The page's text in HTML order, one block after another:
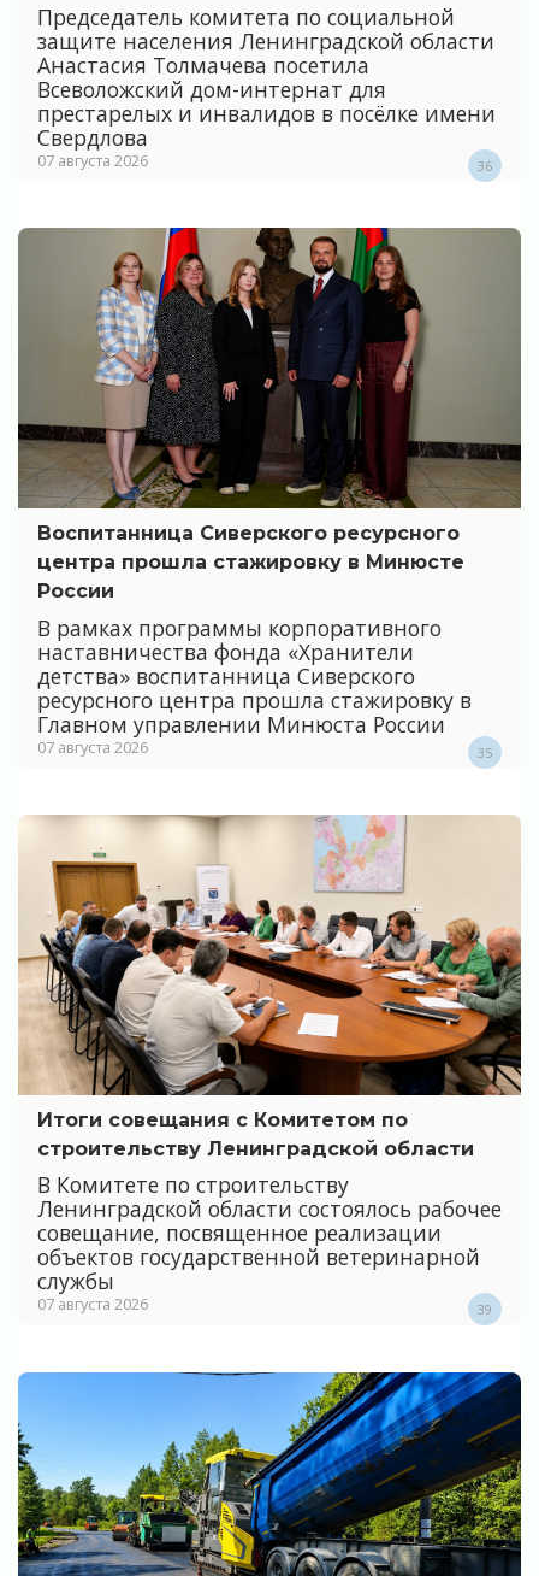
Председатель комитета по социальной
защите населения Ленинградской области
Анастасия Толмачева посетила
Всеволожский дом-интернат для
престарелых и инвалидов в посёлке имени
Свердлова
07 августа 2026 36
Воспитанница Сиверского ресурсного
центра прошла стажировку в Минюсте
России
В рамках программы корпоративного
наставничества фонда «Хранители
детства» воспитанница Сиверского
ресурсного центра прошла стажировку в
Главном управлении Минюста России
07 августа 2026 35
Итоги совещания с Комитетом по
строительству Ленинградской области
В Комитете по строительству
Ленинградской области состоялось рабочее
совещание, посвященное реализации
объектов государственной ветеринарной
службы
07 августа 2026 39